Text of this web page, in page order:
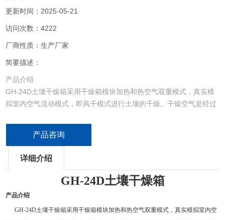
更新时间：2025-05-21
访问次数：4222
厂商性质：生产厂家
简要描述：
产品介绍
GH-24D土壤干燥箱采用干燥箱模块加热和热空气双重模式，真实模
拟室内空气流动模式，即风干模式进行土壤的干燥。干燥空气是经过
效率等特点。
产品咨询
详细介绍
GH-24D土壤干燥箱
产品介绍
GH-24D土壤干燥箱采用干燥箱模块加热和热空气双重模式，真实模拟室内空